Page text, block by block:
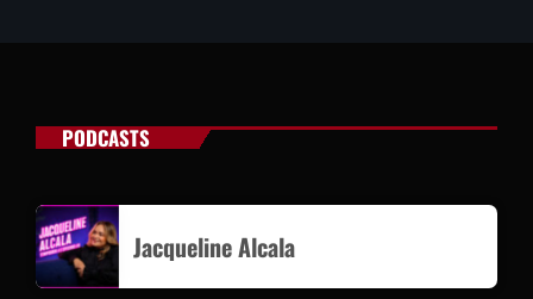
PODCASTS
Jacqueline Alcala